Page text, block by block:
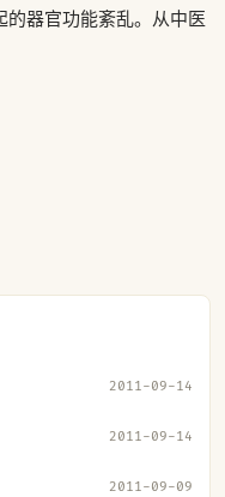
器官功能紊乱。从中医
2011-09-14
2011-09-14
2011-09-09